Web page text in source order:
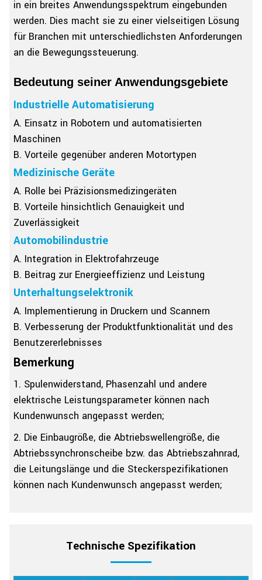
in ein breites Anwendungsspektrum eingebunden
werden. Dies macht sie zu einer vielseitigen Lösung
für Branchen mit unterschiedlichsten Anforderungen
an die Bewegungssteuerung.
Bedeutung seiner Anwendungsgebiete
Industrielle Automatisierung
A. Einsatz in Robotern und automatisierten
Maschinen
B. Vorteile gegenüber anderen Motortypen
Medizinische Geräte
A. Rolle bei Präzisionsmedizingeräten
B. Vorteile hinsichtlich Genauigkeit und
Zuverlässigkeit
Automobilindustrie
A. Integration in Elektrofahrzeuge
B. Beitrag zur Energieeffizienz und Leistung
Unterhaltungselektronik
A. Implementierung in Druckern und Scannern
B. Verbesserung der Produktfunktionalität und des
Benutzererlebnisses
Bemerkung
1. Spulenwiderstand, Phasenzahl und andere
elektrische Leistungsparameter können nach
Kundenwunsch angepasst werden;
2. Die Einbaugröße, die Abtriebswellengröße, die
Abtriebssynchronscheibe bzw. das Abtriebszahnrad,
die Leitungslänge und die Steckerspezifikationen
können nach Kundenwunsch angepasst werden;
Technische Spezifikation